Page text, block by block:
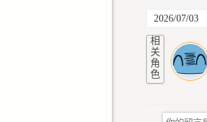
2026/07/03
相
关
角
色